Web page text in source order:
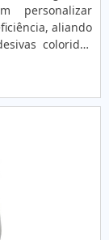
oferece itens
os serviços e
suas ações
onde
de última
empresa, os
personalizar
aliando
coloridas
3
disso,
de diversos
ou de
são muito
no mercado
setores e